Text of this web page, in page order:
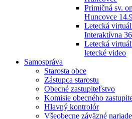
Primičná sv.
Huncovce
Letecká
Interaktívna
Letecká
letecké video
Samospráva
Starosta obce
Zástupca starostu
Obecné zastupiteľstvo
Komisie obecného
Hlavný kontrolór
Všeobecne záväzné